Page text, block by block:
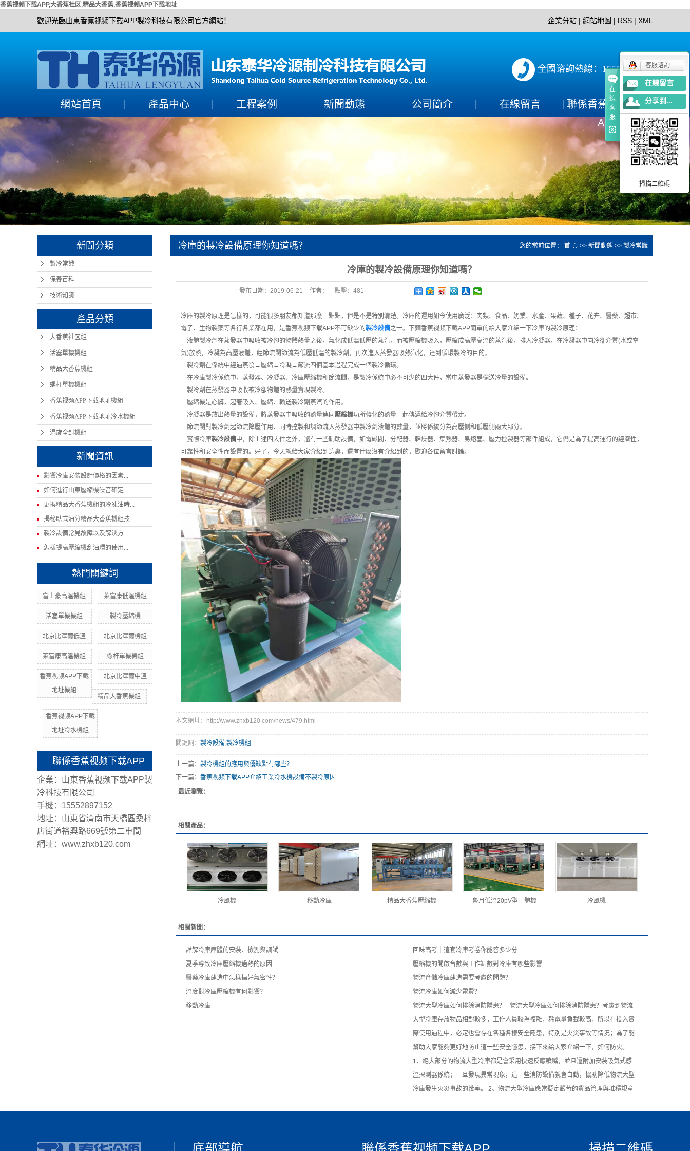
香蕉视频下载APP,大香蕉社区,精品大香蕉,香蕉视频APP下载地址
歡迎光臨山東香蕉视频下载APP製冷科技有限公司官方網站！ 企業分站 | 網站地圖 | RSS | XML
全國谘詢熱線：15552897152
網站首頁 產品中心
大香蕉社区組
活塞單機機組
精品大香蕉機組
螺杆單機機組
香蕉视频APP下载地址
機組
香蕉视频APP下载地址
冷水機組
渦旋全封機組
工程案例 新聞動態 公司簡介 在線留言
聯係香蕉视频下载
APP
聯係方式
新聞分類
製冷常識
保養百科
技術知識
產品分類
大香蕉社区組
活塞單機機組
精品大香蕉機組
螺杆單機機組
香蕉视频APP下载地址機組
香蕉视频APP下载地址冷水機組
渦旋全封機組
新聞資訊
影響冷庫安裝設計價格的因素...
如何進行山東壓縮機噪音確定...
更換精品大香蕉機組的冷凍油時...
揭秘臥式油分精品大香蕉機組技...
製冷設備常見故障以及解決方...
怎樣提高壓縮機刮油環的使用...
熱門關鍵詞
富士豪高溫機組 萊富康低溫機組
活塞單機機組 製冷壓縮機
北京比澤爾低溫 北京比澤爾機組
萊富康高溫機組 螺杆單機機組
香蕉视频APP下载
地址機組
北京比澤爾中溫
精品大香蕉機組
香蕉视频APP下载
地址冷水機組
聯係香蕉视频下载APP
企業：山東香蕉视频下载APP製
冷科技有限公司
手機：15552897152
地址：山東省濟南市天橋區桑梓
店街道裕興路669號第二車間
網址：www.zhxb120.com
冷庫的製冷設備原理你知道嗎？ 您的當前位置： 首 頁 >> 新聞動態 >> 製冷常識
冷庫的製冷設備原理你知道嗎？
發布日期： 2019-06-21 作者： 點擊： 481
冷庫的製冷原理是怎樣的，可能很多朋友都知道那麽一點點，但是不是特別清楚。冷庫的運用如今使用廣泛：肉類、食品、奶業、水產、果蔬、種子、花卉、醫藥、超市、
電子、生物製藥等各行各業都在用，是香蕉视频下载APP不可缺少的製冷設備之一。下麵香蕉视频下载APP簡單的給大家介紹一下冷庫的製冷原理：
液體製冷劑在蒸發器中吸收被冷卻的物體熱量之後，氣化成低溫低壓的蒸汽，而被壓縮機吸入，壓縮成高壓高溫的蒸汽後，排入冷凝器，在冷凝器中向冷卻介質(水或空
氣)放熱，冷凝為高壓液體，經節流閥節流為低壓低溫的製冷劑，再次進入蒸發器吸熱汽化，達到循環製冷的目的。
製冷劑在係統中經過蒸發→壓縮→冷凝→節流四個基本過程完成一個製冷循環。
在冷庫製冷係統中，蒸發器、冷凝器、冷庫壓縮機和節流閥，是製冷係統中必不可少的四大件，當中蒸發器是輸送冷量的設備。
製冷劑在蒸發器中吸收被冷卻物體的熱量實現製冷。
壓縮機是心髒，起著吸入、壓縮、輸送製冷劑蒸汽的作用。
冷凝器是放出熱量的設備，將蒸發器中吸收的熱量連同 壓縮機功所轉化的熱量一起傳遞給冷卻介質帶走。
節流閥對製冷劑起節流降壓作用、同時控製和調節流入蒸發器中製冷劑液體的數量，並將係統分為高壓側和低壓側兩大部分。
實際冷庫製冷設備中，除上述四大件之外，還有一些輔助設備，如電磁閥、分配器、幹燥器、集熱器、易熔塞、壓力控製器等部件組成，它們是為了提高運行的經濟性，
可靠性和安全性而設置的。好了，今天就給大家介紹到這裏，還有什麽沒有介紹到的，歡迎各位留言討論。
本文網址：http://www.zhxb120.com/news/479.html
關鍵詞： 製冷設備,製冷機組
上一篇： 製冷機組的應用與優缺點有哪些？
下一篇： 香蕉视频下载APP介紹工業冷水機設備不製冷原因
最近瀏覽：
相關產品：
冷風機 移動冷庫 精品大香蕉壓縮機 魯月低溫20pV型一體機 冷風機
相關新聞：
詳解冷庫庫體的安裝、檢測與調試
回味高考｜這套冷庫考卷你能答多少分
夏季導致冷庫壓縮機過熱的原因
壓縮機的開啟台數與工作缸數對冷庫有哪些影響
醫藥冷庫建造中怎樣搞好氣密性？
物流倉儲冷庫建造需要考慮的問題？
溫度對冷庫壓縮機有何影響？
物流冷庫如何減少電費？
移動冷庫
物流大型冷庫如何排除消防隱患？ 物流大型冷庫如何排除消防隱患？考慮到物流
大型冷庫存放物品相對較多，工作人員較為複雜，耗電量負載較高，所以在投入實
際使用過程中，必定也會存在各種各樣安全隱患，特別是火災事故等情況；為了能
幫助大家能夠更好地防止這一些安全隱患，接下來給大家介紹一下，如何防火。
1、絕大部分的物流大型冷庫都是會采用快速反應噴嘴，並且還附加安裝吸氣式感
溫探測器係統；一旦發現異常現象，這一些消防設備就會自動，協助降低物流大型
冷庫發生火災事故的幾率。 2、物流大型冷庫應當擬定嚴苛的貨品管理與堆積規章
在
線
客
服
客服谘詢
在線留言
分享到...
掃描二維碼